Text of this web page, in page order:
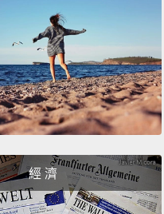
在人工冷藏技術出
們找尋方法來創造
用得酸一點會破壞
其實可以發揮作用
存食物。這種酸將
食物也會讓你的消
Many synthetic
經 濟